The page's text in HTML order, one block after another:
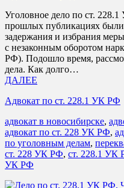
Уголовное дело по ст.
прошлых публикациях
задержания и избрания
с незаконным оборотом
РФ). Подошло время,
дела. Как долго…
ДАЛЕЕ
Адвокат по ст. 228.1 УК РФ
адвокат в новосибирске,
адвокат по ст. 228 УК РФ,
по уголовным делам,
ст. 228 УК РФ, ст. 228.1 УК
УК РФ